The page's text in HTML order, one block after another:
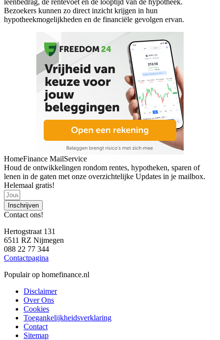
Bezoekers kunnen zo direct inzicht krijgen in hun
hypotheekmogelijkheden en de financiële gevolgen ervan.
HomeFinance MailService
Houd de ontwikkelingen rondom rentes, hypotheken, sparen of
lenen in de gaten met onze overzichtelijke Updates in je mailbox.
Helemaal gratis!
Inschrijven
Contact ons!
Hertogstraat 131
6511 RZ Nijmegen
088 22 77 344
Contactpagina
Populair op homefinance.nl
Disclaimer
Over Ons
Cookies
Toegankelijkheidsverklaring
Contact
Sitemap